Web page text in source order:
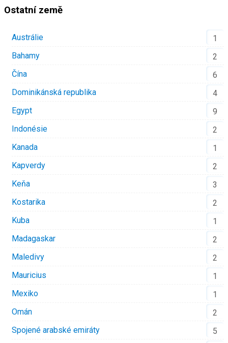
Ostatní země
Austrálie
1
Bahamy
2
Čína
6
Dominikánská republika
4
Egypt
9
Indonésie
2
Kanada
1
Kapverdy
2
Keňa
3
Kostarika
2
Kuba
1
Madagaskar
2
Maledivy
2
Mauricius
1
Mexiko
1
Omán
2
Spojené arabské emiráty
5